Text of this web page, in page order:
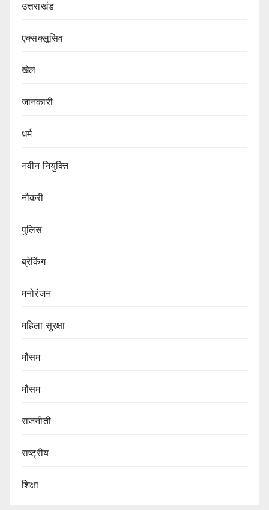
उत्तराखंड
एक्सक्लूसिव
खेल
जानकारी
धर्म
नवीन नियुक्ति
नौकरी
पुलिस
ब्रेकिंग
मनोरंजन
महिला सुरक्षा
मौसम
मौसम
राजनीती
राष्ट्रीय
शिक्षा